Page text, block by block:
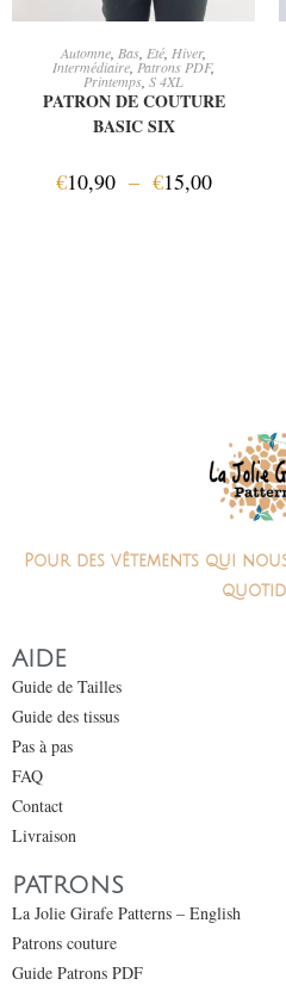
CHOIX DES OPTIONS
Automne Bas Eté Hiver,
Intermédiaire Patrons PDF,
Printemps S 4XL
PATRON DE COUTURE
BASIC SIX
€10,90 – €15,00
Pour des vêtements qui
AIDE
Guide de Tailles
Guide des tissus
Pas à pas
FAQ
Contact
Livraison
PATRONS
La Jolie Girafe Patterns – English
Patrons couture
Guide Patrons PDF